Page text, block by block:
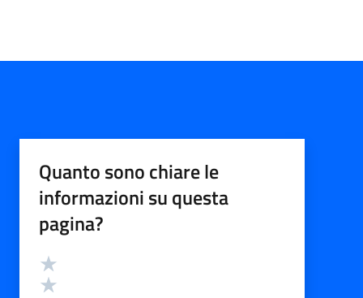
Quanto sono chiare le
informazioni su questa
pagina?
Valutazione